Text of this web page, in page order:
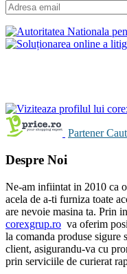
Partener
Despre Noi
Ne-am infiintat in 2010 ca
acela de a-ti furniza toate
are nevoie masina ta. Prin
corexgrup.ro va oferim
la comanda produse
client, asigurandu-va cu
prin serviciile de curierat